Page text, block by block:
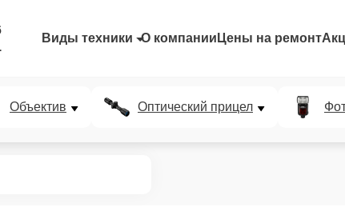
Виды техники О компании Цены на ремонт
Объектив Оптический прицел